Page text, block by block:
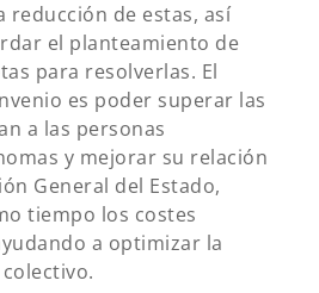
reducción de estas, así
el planteamiento de
para resolverlas. El
es poder superar las
a las personas
y mejorar su relación
General del Estado,
tiempo los costes
a optimizar la